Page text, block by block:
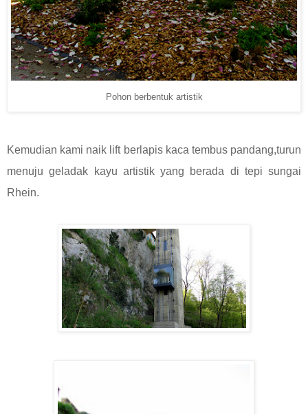
Pohon berbentuk artistik
Kemudian kami naik lift berlapis kaca tembus pandang,turun
menuju geladak kayu artistik yang berada di tepi sungai
Rhein.